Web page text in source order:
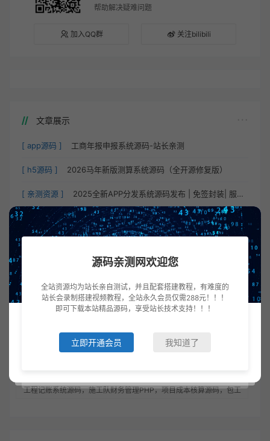
帮助解决疑难问题
加入QQ群 关注bilibili
文章展示
[ app源码 ] 工商年报申报系统源码-站长亲测
[ h5源码 ] 2026马年新版测算系统源码（全开源修复版）
[ 亲测资源 ] 2025全新APP分发系统源码发布 | 免签封装| 服务器直签 |
[ h5源码 ] 全新UI购物商城系统源码发布 | PHP + 易支付 | 账号密码注册
包工头账务系统 项目成本核算源码
工程记账系统源码，施工队财务管理PHP，项目成本核算源码，包工
源码亲测网欢迎您
全站资源均为站长亲自测试，并且配套搭建教程，有难度的
站长会录制搭建视频教程，全站永久会员仅需288元！！！
即可下载本站精品源码，享受站长技术支持！！！
立即开通会员 我知道了